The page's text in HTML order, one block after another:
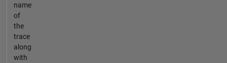
name
of
the
trace
along
with